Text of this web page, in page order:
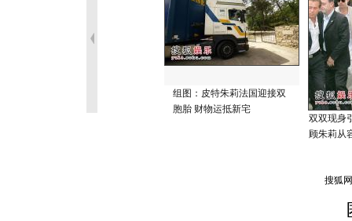
组图：皮特朱莉法国迎接双
胞胎 财物运抵新宅
双双现身
顾朱莉从